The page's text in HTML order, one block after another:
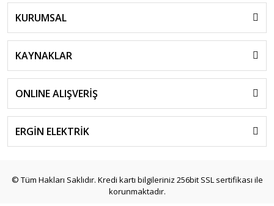
KURUMSAL
KAYNAKLAR
ONLINE ALIŞVERİŞ
ERGİN ELEKTRİK
© Tüm Hakları Saklıdır. Kredi kartı bilgileriniz 256bit SSL sertifikası ile
korunmaktadır.